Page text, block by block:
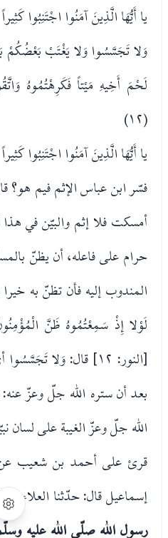
يا أَيُّهَا الَّذِينَ آمَنُوا اجْتَنِبُوا
وَلا تَجَسَّسُوا وَلا يَغْتَبْ
لَحْمَ أَخِيهِ مَيْتاً فَكَرِهْتُمُوهُ
(١٢)
يا أَيُّهَا الَّذِينَ آمَنُوا اجْتَنِبُوا
فسّر ابن عباس الإثم فيم هو؟
أمسكت فلا إثم والبيّن في
حرام على فاعله، أن يظنّ
المندوب إليه فأن تظنّ به
لَوْلا إِذْ سَمِعْتُمُوهُ ظَنَّ
[النور: ١٢] قال: وَلا
بعد أن ستره الله جلّ وعزّ
الله جلّ وعزّ الغيبة على لسان
قرئ على أحمد بن شعيب
إسماعيل قال: حدّثنا العلاء
رسول الله صلّى الله عليه